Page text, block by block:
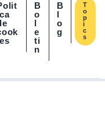
B
o
l
e
ti
n
B
l
o
g
T
o
p
i
c
s